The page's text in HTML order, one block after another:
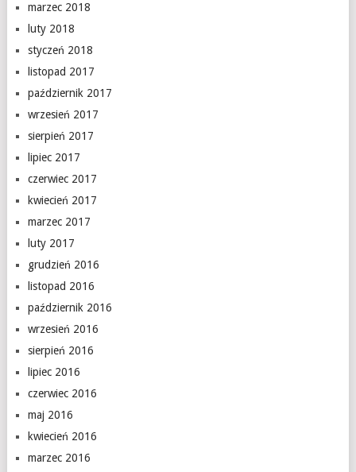
marzec 2018
luty 2018
styczeń 2018
listopad 2017
październik 2017
wrzesień 2017
sierpień 2017
lipiec 2017
czerwiec 2017
kwiecień 2017
marzec 2017
luty 2017
grudzień 2016
listopad 2016
październik 2016
wrzesień 2016
sierpień 2016
lipiec 2016
czerwiec 2016
maj 2016
kwiecień 2016
marzec 2016